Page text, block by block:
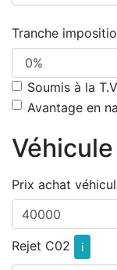
Tranche
Soumis à la
Avantage en
Prix achat
Rejet C02
i